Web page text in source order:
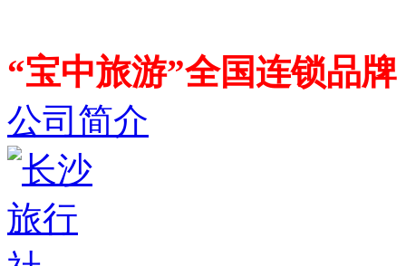
“宝中旅游”全国连锁品
公司简介